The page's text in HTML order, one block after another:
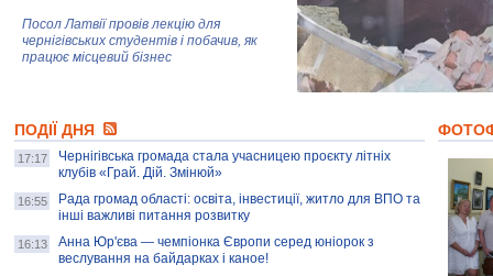
Посол Латвії провів лекцію для
чернігівських студентів і побачив, як
працює місцевий бізнес
колекцію про війну, емоції та тварин
AB InBev Efes Україна підтримала
навчальний проєкт "Молодіжна бізнес-
школа", спрямований на розвиток
підприємництва у Чернігівській області
ПОДІЇ ДНЯ
17:17
Чернігівська громада стала учасницею проєкту літніх
клубів «Грай. Дій. Змінюй»
16:55
Рада громад області: освіта, інвестиції, житло для ВПО та
інші важливі питання розвитку
16:13
Анна Юр'єва — чемпіонка Європи серед юніорок з
веслування на байдарках і каное!